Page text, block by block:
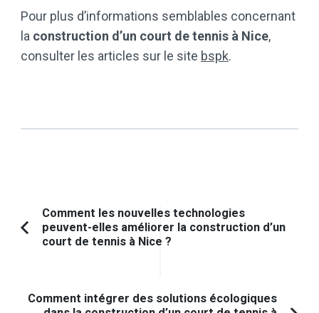
Pour plus d’informations semblables concernant
la construction d’un court de tennis à Nice,
consulter les articles sur le site bspk.
Navigation
d'article
Article
Comment les nouvelles technologies
peuvent-elles améliorer la construction d’un
court de tennis à Nice ?
Comment intégrer des solutions écologiques